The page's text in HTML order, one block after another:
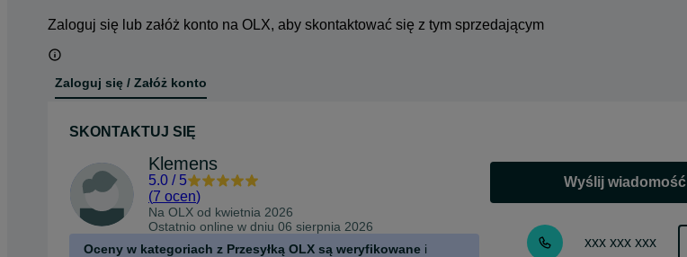
Zaloguj się lub załóż konto na OLX, aby skontaktować się z tym sprzedającym
Zaloguj się / Załóż konto
SKONTAKTUJ SIĘ
Klemens
5.0 / 5
(7 ocen)
Na OLX od kwietnia 2026
Ostatnio online w dniu 06 sierpnia 2026
Oceny w kategoriach z Przesyłką OLX są weryfikowane i
Wyślij wiadomość
xxx xxx xxx